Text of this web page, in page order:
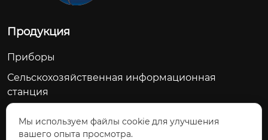
Продукция
Приборы
Сельскохозяйственная информационная
станция
Сельскохозяйственное водосберегающее
Мы используем файлы cookie для улучшения
вашего опыта просмотра.